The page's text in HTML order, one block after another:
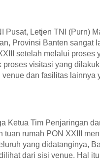
Pusat, Letjen TNI (Purn)
, Provinsi Banten sangat
setelah melalui proses
proses visitasi yang
venue dan fasilitas lainnya
Ketua Tim Penjaringan
tuan rumah PON XXIII
yang didatanginya,
dari sisi venue. Hal